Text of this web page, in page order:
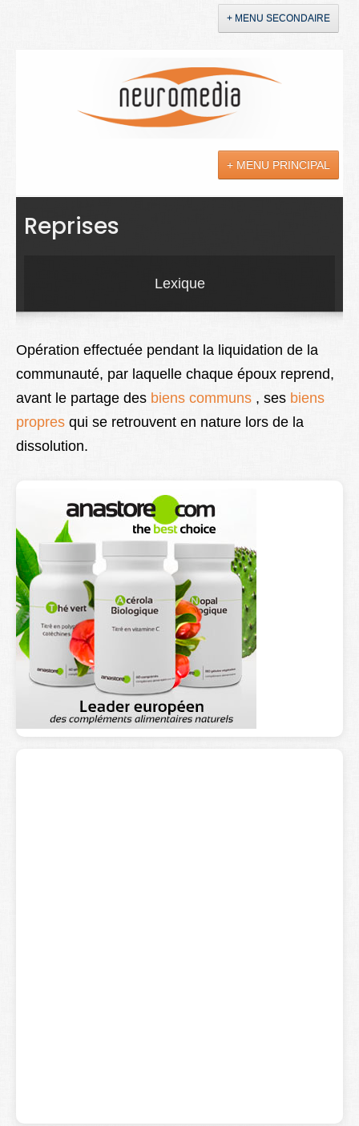
+ MENU SECONDAIRE
+ MENU PRINCIPAL
Actualités
Soins
Droit
Lexique
Better Health
Reprises
Lexique
Opération effectuée pendant la liquidation de la
communauté, par laquelle chaque époux reprend,
avant le partage des biens communs , ses biens
propres qui se retrouvent en nature lors de la
dissolution.